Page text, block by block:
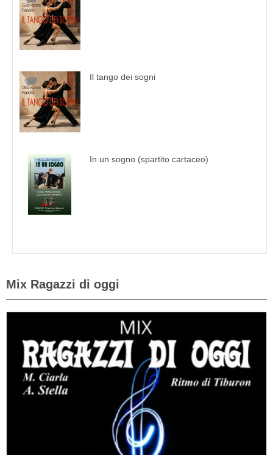
Il tango dei sogni
In un sogno (spartito cartaceo)
Mix Ragazzi di oggi